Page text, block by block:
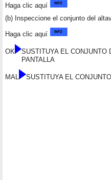
Haga clic aquí
(b) Inspeccione el conjunto del
Haga clic aquí
OK
SUSTITUYA EL CONJUNTO
PANTALLA
MAL SUSTITUYA EL